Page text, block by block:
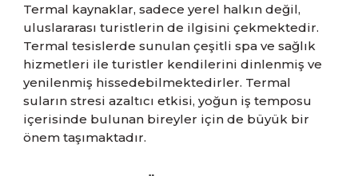
Termal kaynaklar, sadece yerel halkın değil,
uluslararası turistlerin de ilgisini çekmektedir.
Termal tesislerde sunulan çeşitli spa ve sağlık
hizmetleri ile turistler kendilerini dinlenmiş ve
yenilenmiş hissedebilmektedirler. Termal
suların stresi azaltıcı etkisi, yoğun iş temposu
içerisinde bulunan bireyler için de büyük bir
önem taşımaktadır.